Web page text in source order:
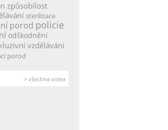
způsobilost
sterilizace
porod policie
odškodnění
vzdělávání
porod
> všechna videa